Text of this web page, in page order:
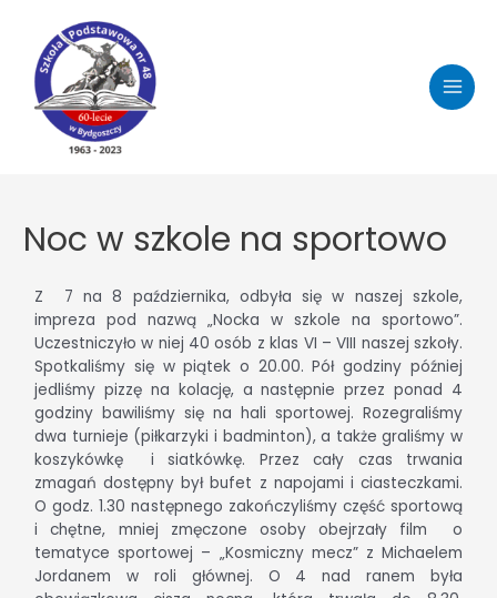
Noc w szkole na sportowo
Z
7 na 8 października, odbyła się w naszej szkole,
impreza pod nazwą „Nocka w szkole na sportowo”.
Uczestniczyło w niej 40 osób z klas VI – VIII naszej szkoły.
Spotkaliśmy się w piątek o 20.00. Pół godziny później
jedliśmy pizzę na kolację, a następnie przez ponad 4
godziny bawiliśmy się na hali sportowej. Rozegraliśmy
dwa turnieje (piłkarzyki i badminton), a także graliśmy w
koszykówkę
i siatkówkę. Przez cały czas trwania
zmagań dostępny był bufet z napojami i ciasteczkami.
O godz. 1.30 następnego zakończyliśmy część sportową
i chętne, mniej zmęczone osoby obejrzały film
o
tematyce sportowej – „Kosmiczny mecz” z Michaelem
Jordanem w roli głównej. O 4 nad ranem była